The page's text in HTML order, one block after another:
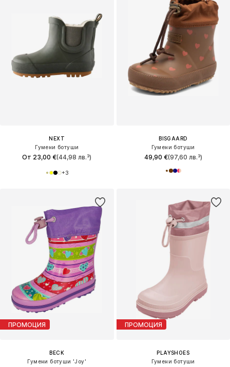
NEXT
Гумени ботуши
От 23,00 €(44,98 лв.³)
+3
BISGAARD
Гумени ботуши
49,90 €(97,60 лв.³)
ПРОМОЦИЯ
BECK
Гумени ботуши 'Joy'
ПРОМОЦИЯ
PLAYSHOES
Гумени ботуши